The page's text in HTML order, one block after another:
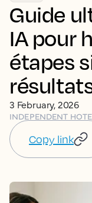
Guide
IA pour
étapes
3 February, 2026
INDEPENDENT
Copy link